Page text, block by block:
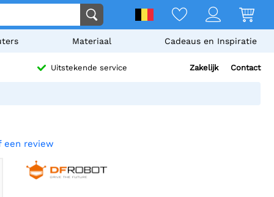
Materiaal Cadeaus en Inspiratie
Uitstekende service Zakelijk Contact
een review